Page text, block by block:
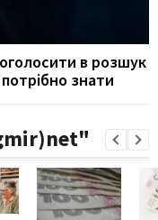
в розшук
знати